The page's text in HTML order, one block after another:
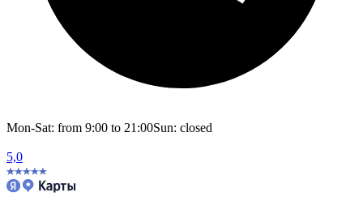
Mon-Sat: from 9:00 to 21:00Sun: closed
5,0